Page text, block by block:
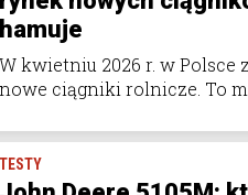
kwietniu 2026 r. w Polsce
ciągniki rolnicze. To